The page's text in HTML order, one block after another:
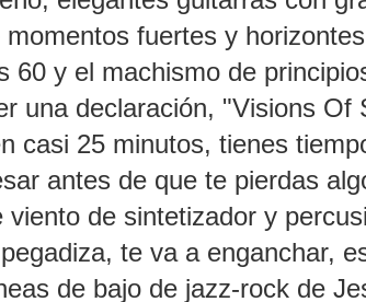
fuertes y
60 y el machismo de
una declaración, "Visions Of
casi 25 minutos, tienes
antes de que te pierdas
de sintetizador y
te va a enganchar,
de bajo de jazz-rock de